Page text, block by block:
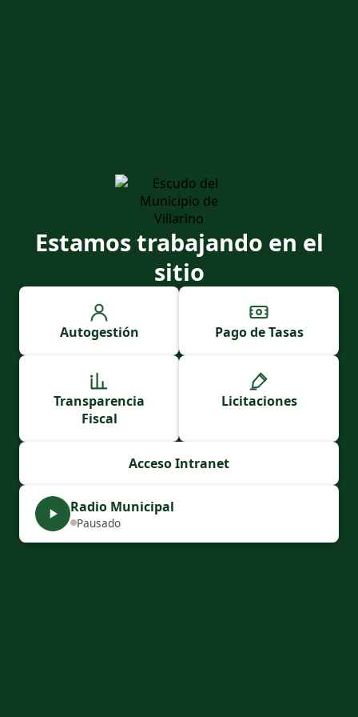
Estamos trabajando en el
sitio
Autogestión Pago de Tasas
Transparencia
Fiscal
Licitaciones
Acceso Intranet
Radio Municipal
Pausado